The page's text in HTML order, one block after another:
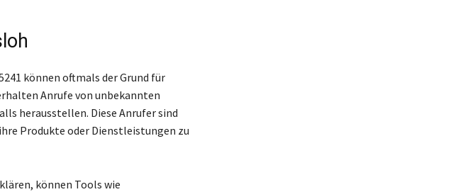
können oftmals der Grund für
Anrufe von unbekannten
herausstellen. Diese Anrufer sind
Produkte oder Dienstleistungen zu
können Tools wie